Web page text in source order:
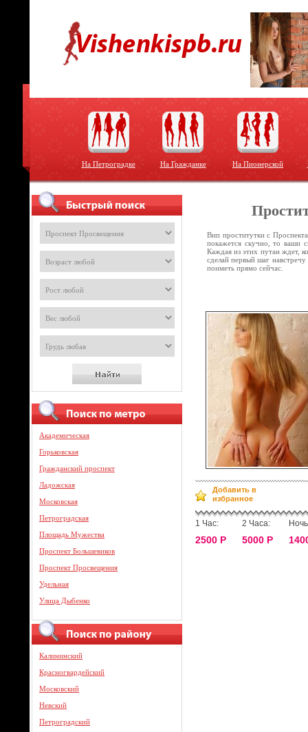
На Петроградке На Гражданке На Пионерской
Академическая
Горьковская
Гражданский проспект
Ладожская
Московская
Петроградская
Площадь Мужества
Проспект Большевиков
Проспект Просвещения
Удельная
Улица Дыбенко
Калининский
Красногвардейский
Московский
Невский
Петроградский
Вип проститутки с
покажется скучно, то ваши
Каждая из этих путан ждет,
сделай первый шаг
поиметь прямо сейчас.
Добавить в
избранное
1 Час:
2500 Р
2 Часа:
5000 Р